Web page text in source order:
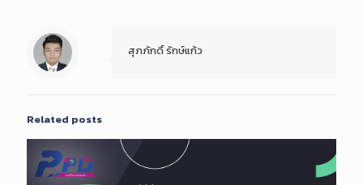
สุภภักดิ์ รักษ์แก้ว
Related posts